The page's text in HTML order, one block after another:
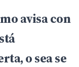
avisa con
o sea se